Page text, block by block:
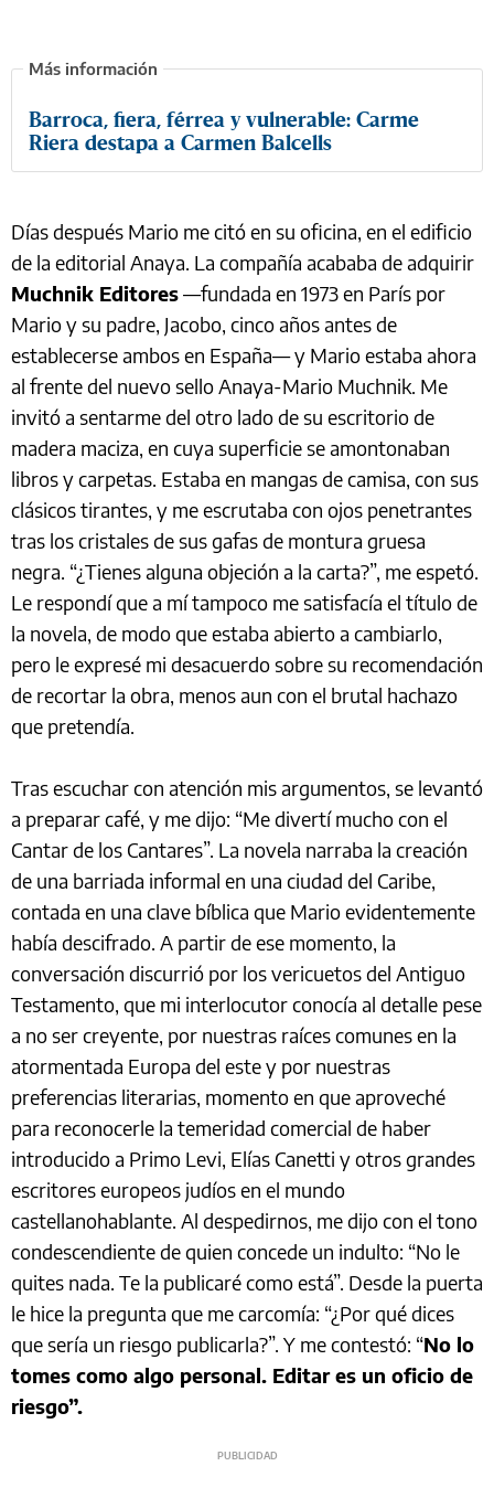
Barroca, fiera, férrea y vulnerable: Carme
Riera destapa a Carmen Balcells
Días después Mario me citó en su oficina, en el edificio
de la editorial Anaya. La compañía acababa de adquirir
Muchnik Editores—fundada en 1973 en París por
Mario y su padre, Jacobo, cinco años antes de
establecerse ambos en España— y Mario estaba ahora
al frente del nuevo sello Anaya-Mario Muchnik. Me
invitó a sentarme del otro lado de su escritorio de
madera maciza, en cuya superficie se amontonaban
libros y carpetas. Estaba en mangas de camisa, con sus
clásicos tirantes, y me escrutaba con ojos penetrantes
tras los cristales de sus gafas de montura gruesa
negra. “¿Tienes alguna objeción a la carta?”, me espetó.
Le respondí que a mí tampoco me satisfacía el título de
la novela, de modo que estaba abierto a cambiarlo,
pero le expresé mi desacuerdo sobre su recomendación
de recortar la obra, menos aun con el brutal hachazo
que pretendía.
Tras escuchar con atención mis argumentos, se levantó
a preparar café, y me dijo: “Me divertí mucho con el
Cantar de los Cantares”. La novela narraba la creación
de una barriada informal en una ciudad del Caribe,
contada en una clave bíblica que Mario evidentemente
había descifrado. A partir de ese momento, la
conversación discurrió por los vericuetos del Antiguo
Testamento, que mi interlocutor conocía al detalle pese
a no ser creyente, por nuestras raíces comunes en la
atormentada Europa del este y por nuestras
preferencias literarias, momento en que aproveché
para reconocerle la temeridad comercial de haber
introducido a Primo Levi, Elías Canetti y otros grandes
escritores europeos judíos en el mundo
castellanohablante. Al despedirnos, me dijo con el tono
condescendiente de quien concede un indulto: “No le
quites nada. Te la publicaré como está”. Desde la puerta
le hice la pregunta que me carcomía: “¿Por qué dices
que sería un riesgo publicarla?”. Y me contestó: “No lo
tomes como algo personal. Editar es un oficio de
riesgo”.